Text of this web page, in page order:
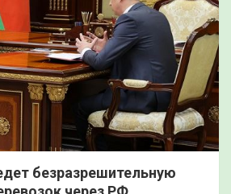
безразрешительную